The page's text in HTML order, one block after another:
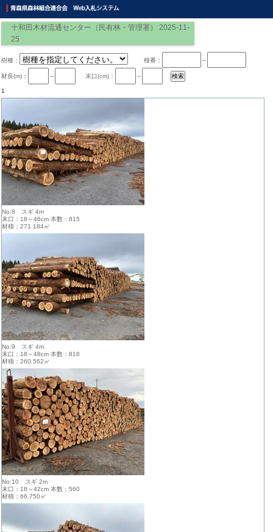
十和田木材流通センター（民有林・管理署） 2025-11-
25
樹種： 椪番： ～
材長(m)： ～ 末口(cm)： ～
1
No:8 スギ 4m
末口：18～46cm 本数：815
材積：271.184㎥
No:9 スギ 4m
末口：18～48cm 本数：818
材積：260.562㎥
No:10 スギ 2m
末口：18～42cm 本数：560
材積：66.750㎥